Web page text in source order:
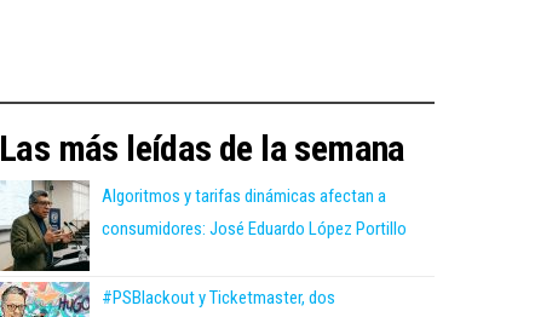
Las más leídas de la semana
Algoritmos y tarifas dinámicas afectan a
consumidores: José Eduardo López Portillo
#PSBlackout y Ticketmaster, dos